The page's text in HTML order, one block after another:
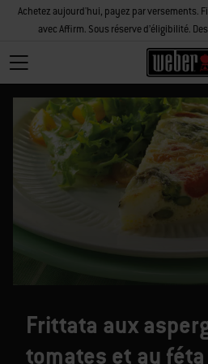
Achetez aujourd'hui, payez par versements.
avec Affirm. Sous réserve d’éligibilité.
Frittata aux
tomates et au féta